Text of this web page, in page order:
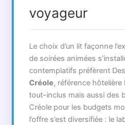
voyageur
Le choix d’un lit façonne
de soirées animées
contemplatifs préfèrent
Créole, référence
tout-inclus mais aussi des
Créole pour les budgets
l’offre s’est diversifiée : le